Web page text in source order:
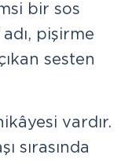
bir sos
pişirme
sesten
vardır.
sırasında